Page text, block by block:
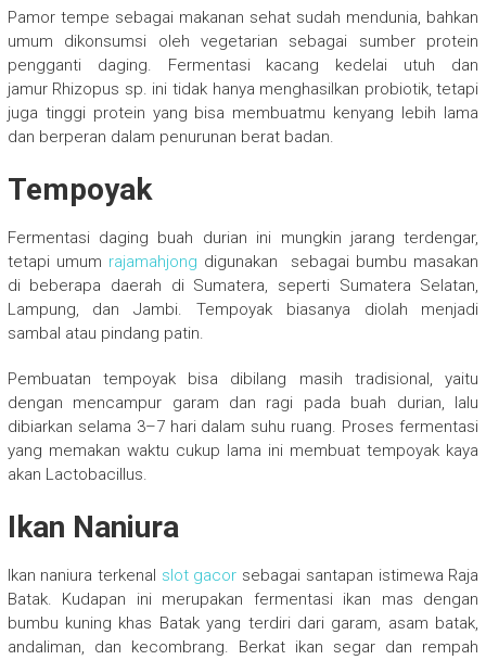
Pamor tempe sebagai makanan sehat sudah mendunia, bahkan
umum dikonsumsi oleh vegetarian sebagai sumber protein
pengganti daging. Fermentasi kacang kedelai utuh dan
jamur Rhizopus sp. ini tidak hanya menghasilkan probiotik, tetapi
juga tinggi protein yang bisa membuatmu kenyang lebih lama
dan berperan dalam penurunan berat badan.
Tempoyak
Fermentasi daging buah durian ini mungkin jarang terdengar,
tetapi umum rajamahjong digunakan sebagai bumbu masakan
di beberapa daerah di Sumatera, seperti Sumatera Selatan,
Lampung, dan Jambi. Tempoyak biasanya diolah menjadi
sambal atau pindang patin.
Pembuatan tempoyak bisa dibilang masih tradisional, yaitu
dengan mencampur garam dan ragi pada buah durian, lalu
dibiarkan selama 3–7 hari dalam suhu ruang. Proses fermentasi
yang memakan waktu cukup lama ini membuat tempoyak kaya
akan Lactobacillus.
Ikan Naniura
Ikan naniura terkenal slot gacor sebagai santapan istimewa Raja
Batak. Kudapan ini merupakan fermentasi ikan mas dengan
bumbu kuning khas Batak yang terdiri dari garam, asam batak,
andaliman, dan kecombrang. Berkat ikan segar dan rempah